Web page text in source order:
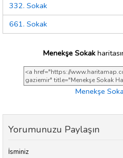
332. Sokak
661. Sokak
Menekşe Sokak
Menekşe
Yorumunuzu Paylaşın
İsminiz